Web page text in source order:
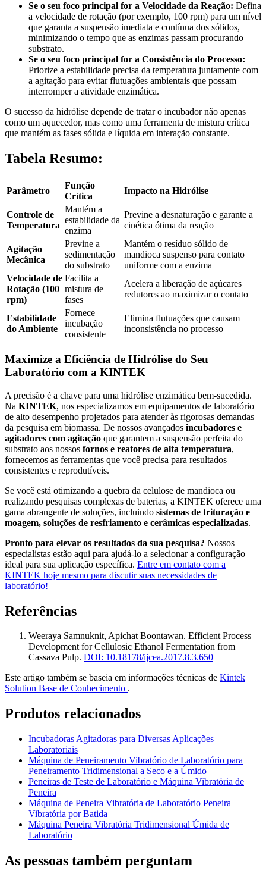
Se o seu foco principal for a Velocidade da Reação: Defina
a velocidade de rotação (por exemplo, 100 rpm) para um nível
que garanta a suspensão imediata e contínua dos sólidos,
minimizando o tempo que as enzimas passam procurando
substrato.
Se o seu foco principal for a Consistência do Processo:
Priorize a estabilidade precisa da temperatura juntamente com
a agitação para evitar flutuações ambientais que possam
interromper a atividade enzimática.
O sucesso da hidrólise depende de tratar o incubador não apenas
como um aquecedor, mas como uma ferramenta de mistura crítica
que mantém as fases sólida e líquida em interação constante.
Tabela Resumo:
Parâmetro
Função
Crítica
Impacto na Hidrólise
Controle de
Temperatura
Mantém a
estabilidade da
enzima
Previne a desnaturação e garante a
cinética ótima da reação
Agitação
Mecânica
Previne a
sedimentação
do substrato
Mantém o resíduo sólido de
mandioca suspenso para contato
uniforme com a enzima
Velocidade de
Rotação (100
rpm)
Facilita a
mistura de
fases
Acelera a liberação de açúcares
redutores ao maximizar o contato
Estabilidade
do Ambiente
Fornece
incubação
consistente
Elimina flutuações que causam
inconsistência no processo
Maximize a Eficiência de Hidrólise do Seu
Laboratório com a KINTEK
A precisão é a chave para uma hidrólise enzimática bem-sucedida.
Na KINTEK, nos especializamos em equipamentos de laboratório
de alto desempenho projetados para atender às rigorosas demandas
da pesquisa em biomassa. De nossos avançados incubadores e
agitadores com agitação que garantem a suspensão perfeita do
substrato aos nossos fornos e reatores de alta temperatura,
fornecemos as ferramentas que você precisa para resultados
consistentes e reprodutíveis.
Se você está otimizando a quebra da celulose de mandioca ou
realizando pesquisas complexas de baterias, a KINTEK oferece uma
gama abrangente de soluções, incluindo sistemas de trituração e
moagem, soluções de resfriamento e cerâmicas especializadas.
Pronto para elevar os resultados da sua pesquisa? Nossos
especialistas estão aqui para ajudá-lo a selecionar a configuração
ideal para sua aplicação específica. Entre em contato com a
KINTEK hoje mesmo para discutir suas necessidades de
laboratório!
Referências
Weeraya Samnuknit, Apichat Boontawan. Efficient Process
Development for Cellulosic Ethanol Fermentation from
Cassava Pulp. DOI: 10.18178/ijcea.2017.8.3.650
Este artigo também se baseia em informações técnicas de Kintek
Solution Base de Conhecimento .
Produtos relacionados
Incubadoras Agitadoras para Diversas Aplicações
Laboratoriais
Máquina de Peneiramento Vibratório de Laboratório para
Peneiramento Tridimensional a Seco e a Úmido
Peneiras de Teste de Laboratório e Máquina Vibratória de
Peneira
Máquina de Peneira Vibratória de Laboratório Peneira
Vibratória por Batida
Máquina Peneira Vibratória Tridimensional Úmida de
Laboratório
As pessoas também perguntam